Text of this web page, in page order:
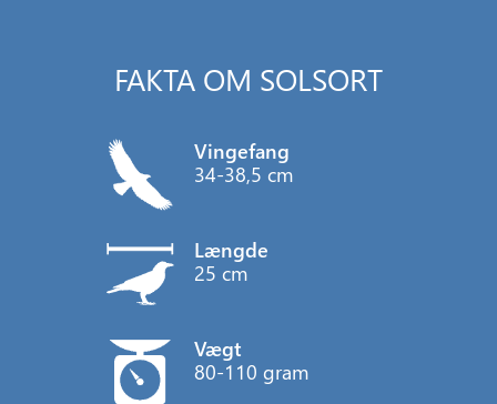
FAKTA OM SOLSORT
Vingefang
34-38,5 cm
Længde
25 cm
Vægt
80-110 gram